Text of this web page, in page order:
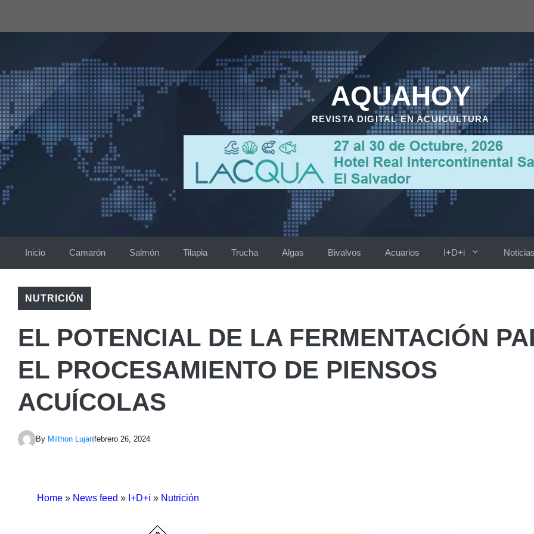
AQUAHOY
REVISTA DIGITAL EN ACUICULTURA
Inicio Camarón Salmón Tilapia Trucha Algas Bivalvos Acuarios I+D+i
NUTRICIÓN
EL POTENCIAL DE LA FERMENTACIÓN
EL PROCESAMIENTO DE PIENSOS
ACUÍCOLAS
By Milthon Lujanfebrero 26, 2024
Home » News feed » I+D+i » Nutrición